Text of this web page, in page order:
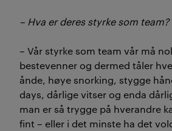
– Hva er deres styrke som team?
– Vår styrke som team vår må
bestevenner og dermed tåler
ånde, høye snorking, stygge
days, dårlige vitser og enda
man er så trygge på hverandre
fint – eller i det minste ha det